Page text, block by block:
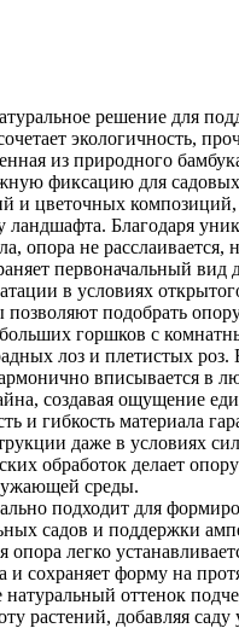
решение для
экологичность,
из природного
фиксацию для садовых
и цветочных композиций,
ландшафта. Благодаря
опора не расслаивается,
первоначальный вид
в условиях
позволяют подобрать
горшков с
лоз и плетистых роз.
вписывается в
создавая ощущение
и гибкость материала
даже в условиях
обработок делает
среды.
подходит для
садов и поддержки
опора легко
и сохраняет форму на
оттенок
растений, добавляя